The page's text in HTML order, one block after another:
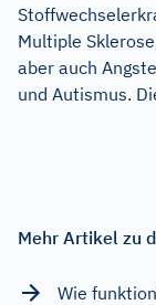
Multiple
aber auch
und Autismus.
Mehr Artikel zu
Wie